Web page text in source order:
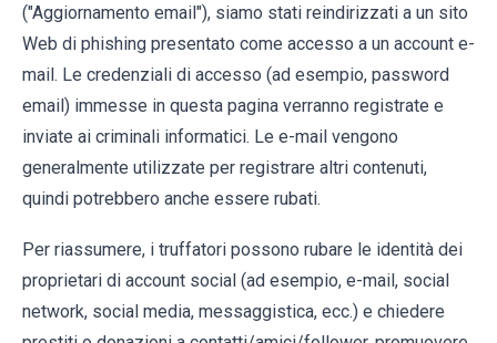
("Aggiornamento email"), siamo stati reindirizzati a un sito
Web di phishing presentato come accesso a un account e-
mail. Le credenziali di accesso (ad esempio, password
email) immesse in questa pagina verranno registrate e
inviate ai criminali informatici. Le e-mail vengono
generalmente utilizzate per registrare altri contenuti,
quindi potrebbero anche essere rubati.
Per riassumere, i truffatori possono rubare le identità dei
proprietari di account social (ad esempio, e-mail, social
network, social media, messaggistica, ecc.) e chiedere